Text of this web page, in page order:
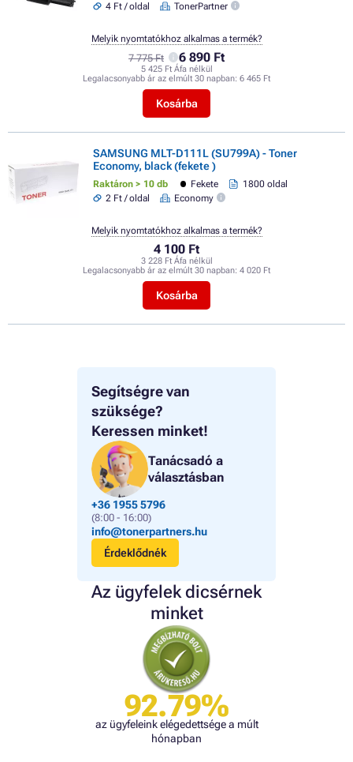
Segítségre van
szüksége?
Keressen minket!
Tanácsadó a
választásban
+36 1955 5796
(8:00 - 16:00)
info@tonerpartners.hu
Érdeklődnék
Az ügyfelek dicsérnek
minket
92.79%
az ügyfeleink elégedettsége a múlt
hónapban
4 Ft / oldal
TonerPartner
7 775 Ft 6 890 Ft
5 425 Ft Áfa nélkül
Legalacsonyabb ár az elmúlt 30 napban: 6 465 Ft
Kosárba
Melyik nyomtatókhoz alkalmas a termék?
SAMSUNG MLT-D111L (SU799A) - Toner
Economy, black (fekete )
Raktáron > 10 db Fekete
1800 oldal
2 Ft / oldal
Economy
4 100 Ft
3 228 Ft Áfa nélkül
Legalacsonyabb ár az elmúlt 30 napban: 4 020 Ft
Kosárba
Melyik nyomtatókhoz alkalmas a termék?